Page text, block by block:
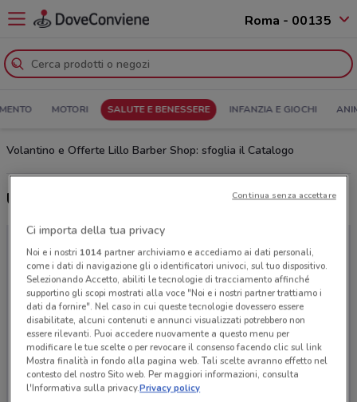
Roma - 00135
MOTORI SALUTE E BENESSERE INFANZIA E GIOCHI
Volantino e Offerte Lillo Barber Shop: sfoglia il Catalogo
Ultime offerte del volantino Lillo Barber Shop
Ci importa della tua privacy
Noi e i nostri 1014partner archiviamo e accediamo ai dati personali,
come i dati di navigazione gli o identificatori univoci, sul tuo dispositivo.
Selezionando Accetto, abiliti le tecnologie di tracciamento affinché
supportino gli scopi mostrati alla voce "Noi e i nostri partner trattiamo i
dati da fornire". Nel caso in cui queste tecnologie dovessero essere
disabilitate, alcuni contenuti e annunci visualizzati potrebbero non
essere rilevanti. Puoi accedere nuovamente a questo menu per
modificare le tue scelte o per revocare il consenso facendo clic sul link
Mostra finalità in fondo alla pagina web. Tali scelte avranno effetto nel
contesto del nostro Sito web. Per maggiori informazioni, consulta
l'Informativa sulla privacy.Privacy policy
Continua senza accettare